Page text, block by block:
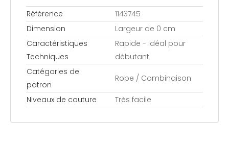
Référence
1143745
Dimension
Largeur de 0 cm
Caractéristiques
Techniques
Rapide - Idéal pour
débutant
Catégories de
patron
Robe / Combinaison
Niveaux de couture Très facile